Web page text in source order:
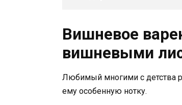
Вишневое
вишневыми
Любимый многими с детства
ему особенную нотку.